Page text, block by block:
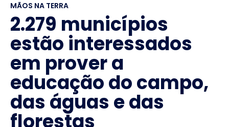
MÃOS NA TERRA
2.279 municípios
estão interessados
em prover a
educação do campo,
das águas e das
florestas